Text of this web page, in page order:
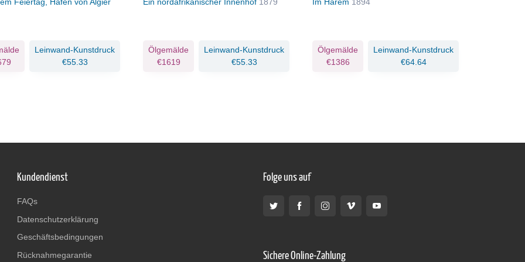
Feiertag, Hafen von Algier
Leinwand-Kunstdruck
€55.33
Ein nordafrikanischer Innenhof 1879
Ölgemälde
€1619
Leinwand-Kunstdruck
€55.33
Im Harem 1894
Ölgemälde
€1386
Leinwand-Kunstdruck
€64.64
Kundendienst
FAQs
Datenschutzerklärung
Geschäftsbedingungen
Rücknahmegarantie
Folge uns auf
Sichere Online-Zahlung